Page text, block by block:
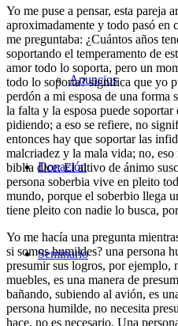
Anuncios
Donación
Seminario
Yo me puse a pensar, esta pareja
aproximadamente y todo pasó en
me preguntaba: ¿Cuántos años
soportando el temperamento de
amor todo lo soporta, pero un
todo lo soporta? significa que yo
perdón a mi esposa de una forma
la falta y la esposa puede
pidiendo; a eso se refiere, no
entonces hay que soportar las
malcriadez y la mala vida; no,
biblia dice: El altivo de ánimo
persona soberbia vive en pleito
mundo, porque el soberbio llega
tiene pleito con nadie lo busca,
Yo me hacía una pregunta
si somos humildes? una persona
presumir sus logros, por ejemplo,
muebles, es una manera de
bañando, subiendo al avión, es
persona humilde, no necesita
hace, no es necesario. Una